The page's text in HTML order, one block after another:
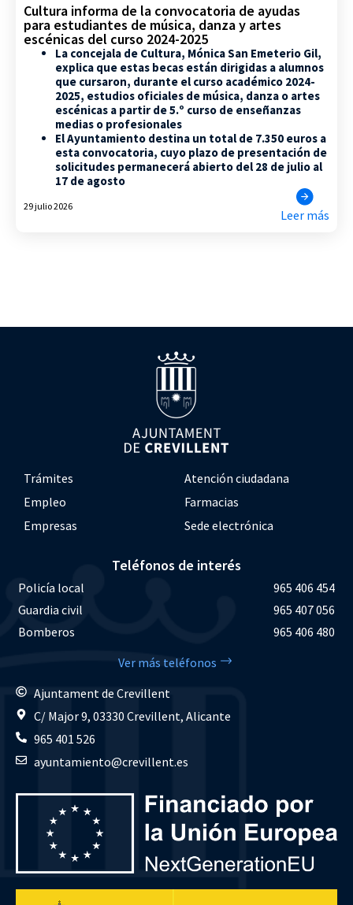
Cultura informa de la convocatoria de ayudas
para estudiantes de música, danza y artes
escénicas del curso 2024-2025
La concejala de Cultura, Mónica San Emeterio Gil,
explica que estas becas están dirigidas a alumnos
que cursaron, durante el curso académico 2024-
2025, estudios oficiales de música, danza o artes
escénicas a partir de 5.º curso de enseñanzas
medias o profesionales
El Ayuntamiento destina un total de 7.350 euros a
esta convocatoria, cuyo plazo de presentación de
solicitudes permanecerá abierto del 28 de julio al
17 de agosto
29 julio 2026
Leer más
Trámites
Atención ciudadana
Empleo
Farmacias
Empresas
Sede electrónica
Teléfonos de interés
Policía local
965 406 454
Guardia civil
965 407 056
Bomberos
965 406 480
Ver más teléfonos
Ajuntament de Crevillent
C/ Major 9, 03330 Crevillent, Alicante
965 401 526
ayuntamiento@crevillent.es